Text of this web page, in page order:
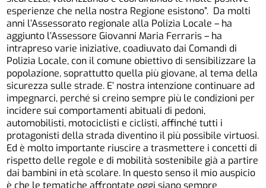
esperienze che nella nostra Regione esistono”. Da molti
anni l’Assessorato regionale alla Polizia Locale – ha
aggiunto l’Assessore Giovanni Maria Ferraris – ha
intrapreso varie iniziative, coadiuvato dai Comandi di
Polizia Locale, con il comune obiettivo di sensibilizzare la
popolazione, soprattutto quella più giovane, al tema della
sicurezza sulle strade. E’ nostra intenzione continuare ad
impegnarci, perché si creino sempre più le condizioni per
incidere sui comportamenti abituali di pedoni,
automobilisti, motociclisti e ciclisti, affinché tutti i
protagonisti della strada diventino il più possibile virtuosi.
Ed è molto importante riuscire a trasmettere i concetti di
rispetto delle regole e di mobilità sostenibile già a partire
dai bambini in età scolare. In questo senso il mio auspicio
è che le tematiche affrontate oggi siano sempre